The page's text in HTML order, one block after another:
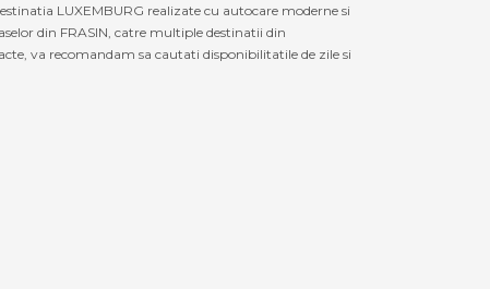
LUXEMBURG realizate cu autocare moderne si
din FRASIN, catre multiple destinatii din
va recomandam sa cautati disponibilitatile de zile si